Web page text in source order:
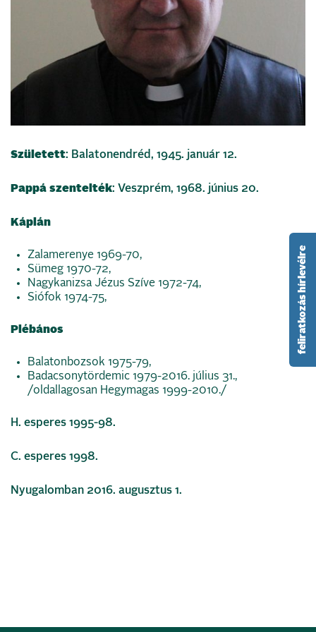
Született: Balatonendréd, 1945. január 12.
Pappá szentelték: Veszprém, 1968. június 20.
Káplán
Zalamerenye 1969-70,
Sümeg 1970-72,
Nagykanizsa Jézus Szíve 1972-74,
Siófok 1974-75,
Plébános
Balatonbozsok 1975-79,
Badacsonytördemic 1979-2016. július 31.,
/oldallagosan Hegymagas 1999-2010./
H. esperes 1995-98.
C. esperes 1998.
Nyugalomban 2016. augusztus 1.
feliratkozás hírlevélre